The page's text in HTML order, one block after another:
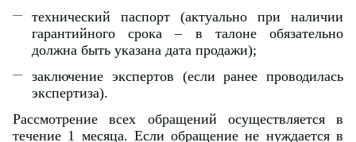
технический паспорт (актуально при наличии
гарантийного срока – в талоне обязательно
должна быть указана дата продажи);
заключение экспертов (если ранее проводилась
экспертиза).
Рассмотрение всех обращений осуществляется в
течение 1 месяца. Если обращение не нуждается в